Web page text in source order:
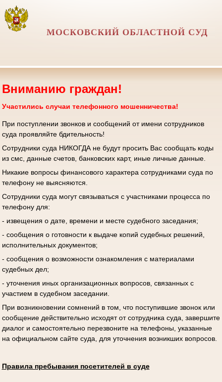
МОСКОВСКИЙ ОБЛАСТНОЙ СУД
Вниманию граждан!
Участились случаи телефонного мошенничества!
При поступлении звонков и сообщений от имени сотрудников
суда проявляйте бдительность!
Сотрудники суда НИКОГДА не будут просить Вас сообщать коды
из смс, данные счетов, банковских карт, иные личные данные.
Никакие вопросы финансового характера сотрудниками суда по
телефону не выясняются.
Сотрудники суда могут связываться с участниками процесса по
телефону для:
- извещения о дате, времени и месте судебного заседания;
- сообщения о готовности к выдаче копий судебных решений,
исполнительных документов;
- сообщения о возможности ознакомления с материалами
судебных дел;
- уточнения иных организационных вопросов, связанных с
участием в судебном заседании.
При возникновении сомнений в том, что поступившие звонок или
сообщение действительно исходят от сотрудника суда, завершите
диалог и самостоятельно перезвоните на телефоны, указанные
на официальном сайте суда, для уточнения возникших вопросов.
Правила пребывания посетителей в суде